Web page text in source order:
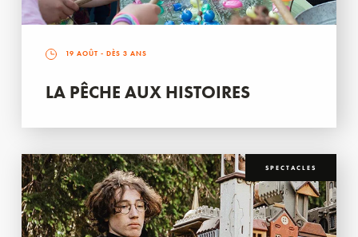
19 AOÛT - DÈS 3 ANS
LA PÊCHE AUX HISTOIRES
SPECTACLES